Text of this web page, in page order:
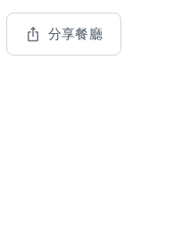
分享餐廳